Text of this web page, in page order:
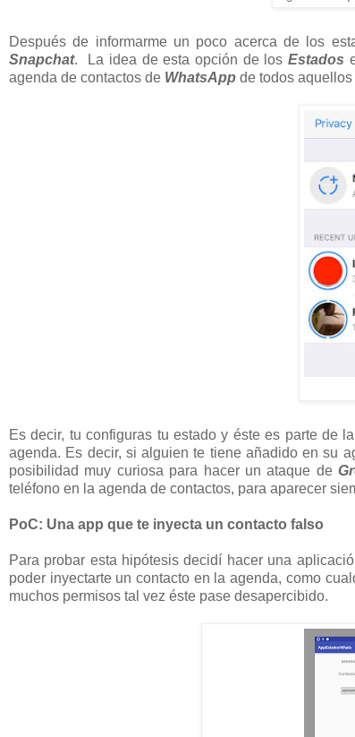
Después de informarme un poco acerca de los
Snapchat. La idea de esta opción de los Estados
agenda de contactos de WhatsApp de todos
Es decir, tu configuras tu estado y éste es parte de
agenda. Es decir, si alguien te tiene añadido en su
posibilidad muy curiosa para hacer un ataque de
teléfono en la agenda de contactos, para aparecer
PoC: Una app que te inyecta un contacto falso
Para probar esta hipótesis decidí hacer una
poder inyectarte un contacto en la agenda, como
muchos permisos tal vez éste pase desapercibido.